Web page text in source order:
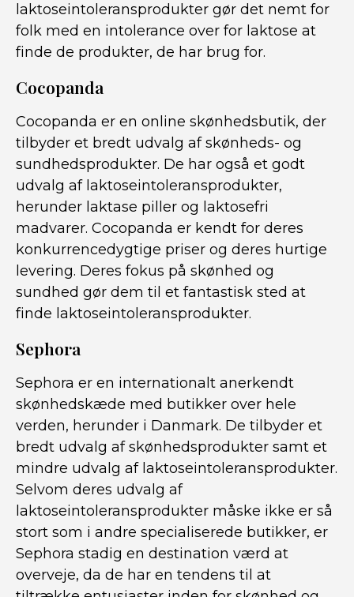
laktoseintoleransprodukter gør det nemt for
folk med en intolerance over for laktose at
finde de produkter, de har brug for.
Cocopanda
Cocopanda er en online skønhedsbutik, der
tilbyder et bredt udvalg af skønheds- og
sundhedsprodukter. De har også et godt
udvalg af laktoseintoleransprodukter,
herunder laktase piller og laktosefri
madvarer. Cocopanda er kendt for deres
konkurrencedygtige priser og deres hurtige
levering. Deres fokus på skønhed og
sundhed gør dem til et fantastisk sted at
finde laktoseintoleransprodukter.
Sephora
Sephora er en internationalt anerkendt
skønhedskæde med butikker over hele
verden, herunder i Danmark. De tilbyder et
bredt udvalg af skønhedsprodukter samt et
mindre udvalg af laktoseintoleransprodukter.
Selvom deres udvalg af
laktoseintoleransprodukter måske ikke er så
stort som i andre specialiserede butikker, er
Sephora stadig en destination værd at
overveje, da de har en tendens til at